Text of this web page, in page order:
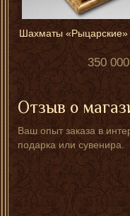
Шахматы «Рыцарские»
350 000
Отзыв о
Ваш опыт заказа в
подарка или сувенира.